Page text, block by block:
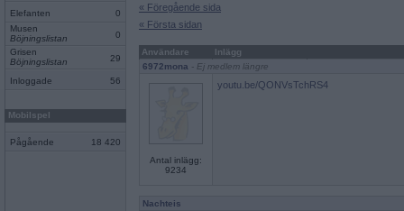
Elefanten
0
Musen
Böjningslistan
0
Grisen
Böjningslistan
29
Inloggade 56
Mobilspel
Pågående 18 420
« Föregående sida
« Första sidan
Användare
Inlägg
6972mona - Ej medlem längre
Antal inlägg:
9234
youtu.be/QONVsTchRS4
Nachteis